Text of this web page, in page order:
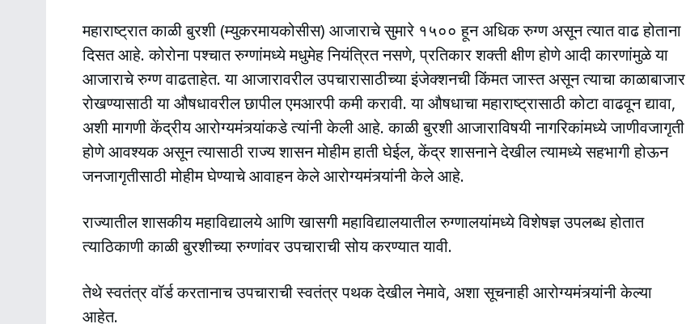
महाराष्ट्रात काळी बुरशी (म्युकरमायकोसीस) आजाराचे सुमारे १५०० हून अधिक रुग्ण असून त्यात वाढ होताना
दिसत आहे. कोरोना पश्चात रुग्णांमध्ये मधुमेह नियंत्रित नसणे, प्रतिकार शक्ती क्षीण होणे आदी कारणांमुळे या
आजाराचे रुग्ण वाढताहेत. या आजारावरील उपचारासाठीच्या इंजेक्शनची किंमत जास्त असून त्याचा काळाबाजार
रोखण्यासाठी या औषधावरील छापील एमआरपी कमी करावी. या औषधाचा महाराष्ट्रासाठी कोटा वाढवून द्यावा,
अशी मागणी केंद्रीय आरोग्यमंत्र्यांकडे त्यांनी केली आहे. काळी बुरशी आजाराविषयी नागरिकांमध्ये जाणीवजागृती
होणे आवश्यक असून त्यासाठी राज्य शासन मोहीम हाती घेईल, केंद्र शासनाने देखील त्यामध्ये सहभागी होऊन
जनजागृतीसाठी मोहीम घेण्याचे आवाहन केले आरोग्यमंत्र्यांनी केले आहे.
राज्यातील शासकीय महाविद्यालये आणि खासगी महाविद्यालयातील रुग्णालयांमध्ये विशेषज्ञ उपलब्ध होतात
त्याठिकाणी काळी बुरशीच्या रुग्णांवर उपचाराची सोय करण्यात यावी.
तेथे स्वतंत्र वॉर्ड करतानाच उपचाराची स्वतंत्र पथक देखील नेमावे, अशा सूचनाही आरोग्यमंत्र्यांनी केल्या
आहेत.